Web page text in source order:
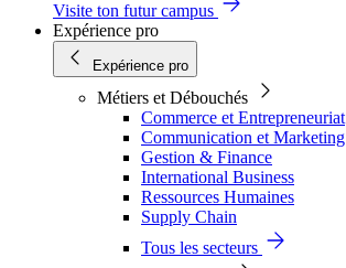
Visite ton futur campus
Expérience pro
Expérience pro
Métiers et Débouchés
Commerce et Entrepreneuriat
Communication et Marketing
Gestion & Finance
International Business
Ressources Humaines
Supply Chain
Tous les secteurs